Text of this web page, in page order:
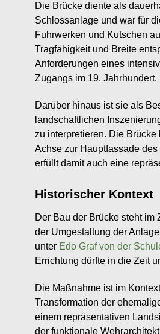
Die Brücke diente als
Schlossanlage und war für
Fuhrwerken und Kutschen
Tragfähigkeit und Breite
Anforderungen eines
Zugangs im 19. Jahrhundert.
Darüber hinaus ist sie als
landschaftlichen
zu interpretieren. Die Brücke
Achse zur Hauptfassade
erfüllt damit auch eine
Historischer Kontext
Der Bau der Brücke steht im
der Umgestaltung der
unter Edo Graf von der
Errichtung dürfte in die Zeit
Die Maßnahme ist im
Transformation der
einem repräsentativen
der funktionale